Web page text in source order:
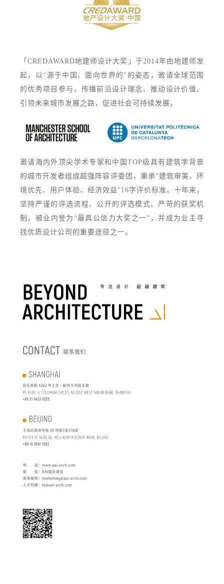
「CREDAWARD地建师设计大奖」于2014年由地建师发
起，以“源于中国、面向世界的”的姿态，邀请全球范围
的优秀项目参与，传播前沿设计理念、推动设计价值、
引领未来城市发展之路，促进社会可持续发展。
邀请海内外顶尖学术专家和中国TOP级具有建筑学背景
的城市开发者组成超强阵容评委团，秉承“建筑审美、环
境优先、用户体验、经济效益”16字评价标准。十年来，
坚持严谨的评选流程、公开的评选模式、严苛的获奖机
制，被业内誉为“最具公信力大奖之一”，并成为业主寻
找优质设计公司的重要途径之一。